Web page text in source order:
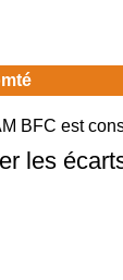
BFC est
les